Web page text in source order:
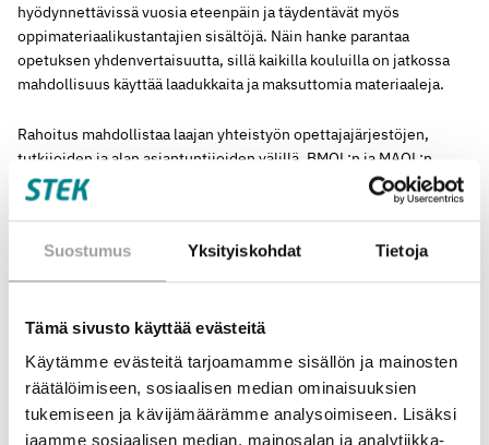
Suostumus Yksityiskohdat Tietoja
Tämä sivusto käyttää evästeitä
Käytämme evästeitä tarjoamamme sisällön ja mainosten
räätälöimiseen, sosiaalisen median ominaisuuksien
tukemiseen ja kävijämäärämme analysoimiseen. Lisäksi
jaamme sosiaalisen median, mainosalan ja analytiikka-
hyödynnettävissä vuosia eteenpäin ja täydentävät myös
oppimateriaalikustantajien sisältöjä. Näin hanke parantaa
opetuksen yhdenvertaisuutta, sillä kaikilla kouluilla on jatkossa
mahdollisuus käyttää laadukkaita ja maksuttomia materiaaleja.
Rahoitus mahdollistaa laajan yhteistyön opettajajärjestöjen,
tutkijoiden ja alan asiantuntijoiden välillä. BMOL:n ja MAOL:n
vahvat verkostot tuovat rahoitukselle merkittävän
vipuvaikutuksen: tiedot ja materiaalit leviävät nopeasti koko
Hanke rakentaa perustaa suomalaiselle energiaosaamiselle:
opettajien lisääntynyt osaaminen, avoimet materiaalit ja paraneva
opetuksen laatu vahvistavat nuorten käsitystä
energiajärjestelmästä ja sen tulevaisuuden mahdollisuuksista.
Samalla hanke tukee sitä, että yhä useampi nuori löytäisi tiensä